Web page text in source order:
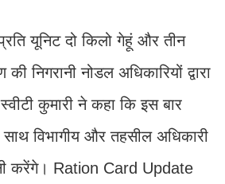
यूनिट दो किलो गेहूं और तीन
निगरानी नोडल अधिकारियों द्वारा
कुमारी ने कहा कि इस बार
विभागीय और तहसील अधिकारी
करेंगे। Ration Card Update